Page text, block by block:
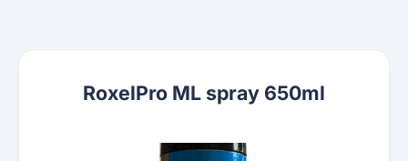
RoxelPro ML spray 650ml